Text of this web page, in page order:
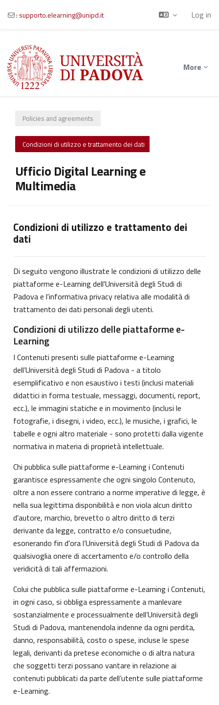
Skip to main content
: supporto.elearning@unipd.it Log in
More
Policies and agreements
Condizioni di utilizzo e trattamento dei dati
Ufficio Digital Learning e
Multimedia
Condizioni di utilizzo e trattamento dei
dati
Di seguito vengono illustrate le condizioni di utilizzo delle
piattaforme e-Learning dell'Università degli Studi di
Padova e l'informativa privacy relativa alle modalità di
trattamento dei dati personali degli utenti.
Condizioni di utilizzo delle piattaforme e-
Learning
I Contenuti presenti sulle piattaforme e-Learning
dell’Università degli Studi di Padova - a titolo
esemplificativo e non esaustivo i testi (inclusi materiali
didattici in forma testuale, messaggi, documenti, report,
ecc.), le immagini statiche e in movimento (inclusi le
fotografie, i disegni, i video, ecc.), le musiche, i grafici, le
tabelle e ogni altro materiale - sono protetti dalla vigente
normativa in materia di proprietà intellettuale.
Chi pubblica sulle piattaforme e-Learning i Contenuti
garantisce espressamente che ogni singolo Contenuto,
oltre a non essere contrario a norme imperative di legge, è
nella sua legittima disponibilità e non viola alcun diritto
d'autore, marchio, brevetto o altro diritto di terzi
derivante da legge, contratto e/o consuetudine,
esonerando fin d'ora l’Università degli Studi di Padova da
qualsivoglia onere di accertamento e/o controllo della
veridicità di tali affermazioni.
Colui che pubblica sulle piattaforme e-Learning i Contenuti,
in ogni caso, si obbliga espressamente a manlevare
sostanzialmente e processualmente dell’Università degli
Studi di Padova, mantenendola indenne da ogni perdita,
danno, responsabilità, costo o spese, incluse le spese
legali, derivanti da pretese economiche o di altra natura
che soggetti terzi possano vantare in relazione ai
contenuti pubblicati da parte dell’utente sulle piattaforme
e-Learning.